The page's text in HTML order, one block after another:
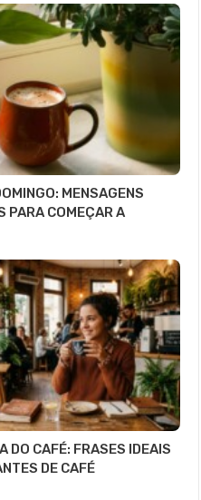
MENSAGENS
PARA COMEÇAR A
DO CAFÉ: FRASES IDEAIS
DE CAFÉ